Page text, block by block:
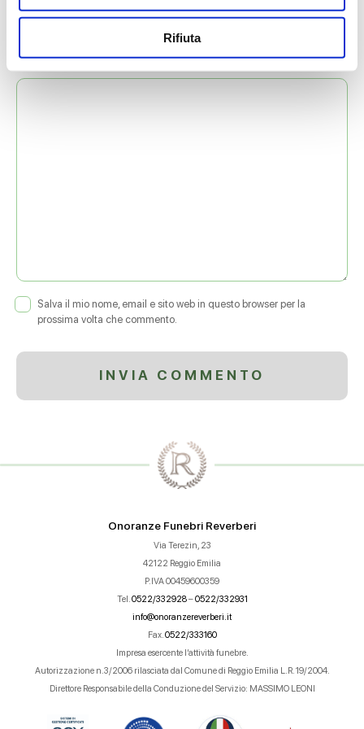
Rifiuta
Salva il mio nome, email e sito web in questo browser per la
prossima volta che commento.
Onoranze Funebri Reverberi
Via Terezin, 23
42122 Reggio Emilia
P.IVA 00459600359
Tel. 0522/332928–0522/332931
info@onoranzereverberi.it
Fax. 0522/333160
Impresa esercente l’attività funebre.
Autorizzazione n.3/2006 rilasciata dal Comune di Reggio Emilia L.R. 19/2004.
Direttore Responsabile della Conduzione del Servizio: MASSIMO LEONI